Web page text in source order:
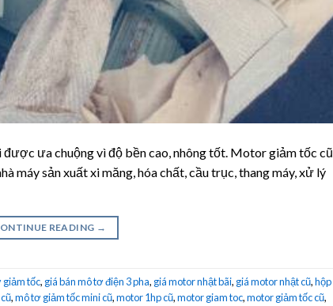
ưa chuộng vì độ bền cao, nhông tốt. Motor giảm tốc cũ
máy sản xuất xi măng, hóa chất, cầu trục, thang máy, xử lý
READING →
giảm tốc, giá bán mô tơ điện 3 pha, giá motor nhật bãi, giá motor nhật cũ,hộp
,mô tơ giảm tốc mini cũ,motor 1hp cũ,motor giam toc,motor giảm tốc cũ,